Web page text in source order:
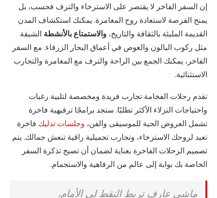
إن السفر الفاخر لا يقتصر على الاسترخاء والترف فحسب، بل
يمنح الفرصة لاستعادة روح المغامرة. يمكنك استكشاف المدن
القديمة المليئة بالثقافة والتاريخ، والاستمتاع بالأنشطة الشيقة
مثل ركوب البالون والغوص في أعماق البحار الزرقاء. مع السفر
الفاخر، يمكنك الجمع بين الراحة والترف مع المغامرة والتجارب
الاستثنائية.
تقدم رحلات الفخامة تجارب فريدة ومخصصة لتلبية رغبات
واحتياجات النزلاء الأكثر تطلبًا. ستجد برامجًا ترفيهية فاخرة
تشمل العروض الحية للموسيقى والفن، وجلسات تدليك فاخرة
تعيد لروحك الاسترخاء، وتجارب تجميلية راقية تنعش جمالك. يتم
تصميم الرحلات الفاخرة بعناية لضمان أن تصبح تذكرة السفر
الخاصة بك بوابة إلى عالم من الرفاهية والاستجمام.
ماشي عارف تربط النقط لي الأمام،